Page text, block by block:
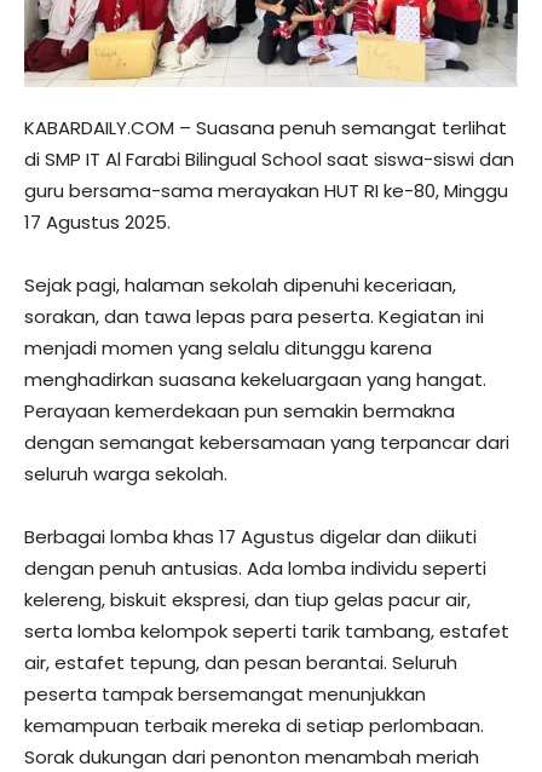
KABARDAILY.COM – Suasana penuh semangat terlihat
di SMP IT Al Farabi Bilingual School saat siswa-siswi dan
guru bersama-sama merayakan HUT RI ke-80, Minggu
17 Agustus 2025.
Sejak pagi, halaman sekolah dipenuhi keceriaan,
sorakan, dan tawa lepas para peserta. Kegiatan ini
menjadi momen yang selalu ditunggu karena
menghadirkan suasana kekeluargaan yang hangat.
Perayaan kemerdekaan pun semakin bermakna
dengan semangat kebersamaan yang terpancar dari
seluruh warga sekolah.
Berbagai lomba khas 17 Agustus digelar dan diikuti
dengan penuh antusias. Ada lomba individu seperti
kelereng, biskuit ekspresi, dan tiup gelas pacur air,
serta lomba kelompok seperti tarik tambang, estafet
air, estafet tepung, dan pesan berantai. Seluruh
peserta tampak bersemangat menunjukkan
kemampuan terbaik mereka di setiap perlombaan.
Sorak dukungan dari penonton menambah meriah